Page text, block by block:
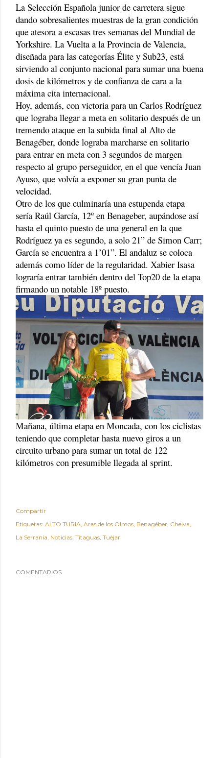
La Selección Española junior de carretera sigue
dando sobresalientes muestras de la gran condición
que atesora a escasas tres semanas del Mundial de
Yorkshire. La Vuelta a la Provincia de Valencia,
diseñada para las categorías Élite y Sub23, está
sirviendo al conjunto nacional para sumar una buena
dosis de kilómetros y de confianza de cara a la
máxima cita internacional.
Hoy, además, con victoria para un Carlos Rodríguez
que lograba llegar a meta en solitario después de un
tremendo ataque en la subida final al Alto de
Benagéber, donde lograba marcharse en solitario
para entrar en meta con 3 segundos de margen
respecto al grupo perseguidor, en el que vencía Juan
Ayuso, que volvía a exponer su gran punta de
velocidad.
Otro de los que culminaría una estupenda etapa
sería Raúl García, 12º en Benageber, aupándose así
hasta el quinto puesto de una general en la que
Rodríguez ya es segundo, a solo 21” de Simon Carr;
García se encuentra a 1’01”. El andaluz se coloca
además como líder de la regularidad. Xabier Isasa
lograría entrar también dentro del Top20 de la etapa
firmando un notable 18º puesto.
Mañana, última etapa en Moncada, con los ciclistas
teniendo que completar hasta nuevo giros a un
circuito urbano para sumar un total de 122
kilómetros con presumible llegada al sprint.
Compartir
Etiquetas: ALTO TURIA Aras de los Olmos Benagéber Chelva
La Serranía Noticias Titaguas Tuéjar
COMENTARIOS